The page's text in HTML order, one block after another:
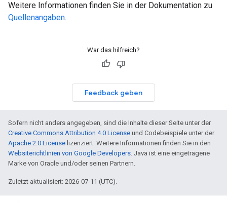
Weitere Informationen finden Sie in der Dokumentation zu
Quellenangaben.
War das hilfreich?
Feedback geben
Sofern nicht anders angegeben, sind die Inhalte dieser Seite unter der
Creative Commons Attribution 4.0 License und Codebeispiele unter der
Apache 2.0 License lizenziert. Weitere Informationen finden Sie in den
Websiterichtlinien von Google Developers. Java ist eine eingetragene
Marke von Oracle und/oder seinen Partnern.
Zuletzt aktualisiert: 2026-07-11 (UTC).